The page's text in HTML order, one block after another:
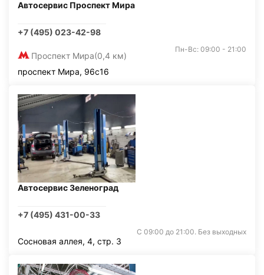
Автосервис Проспект Мира
+7 (495) 023-42-98
Проспект Мира(0,4 км)
Пн-Вс: 09:00 - 21:00
проспект Мира, 96с16
Автосервис Зеленоград
+7 (495) 431-00-33
С 09:00 до 21:00. Без выходных
Сосновая аллея, 4, стр. 3